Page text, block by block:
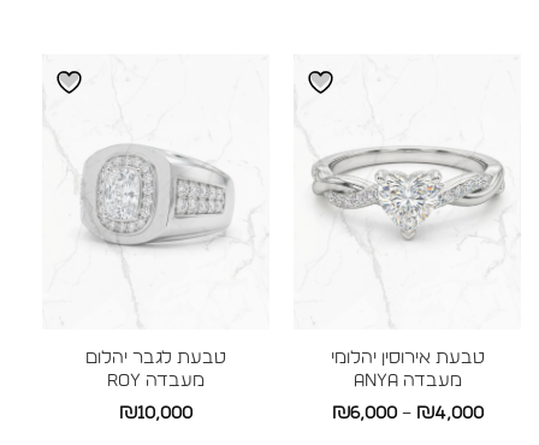
עד
עד
טבעת אירוסין יהלומי
מעבדה ANYA
₪4,000
–
₪6,000
טבעת לגבר יהלום
מעבדה ROY
₪10,000